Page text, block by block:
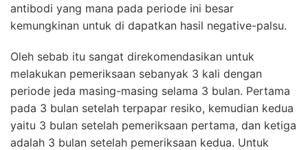
antibodi yang mana pada periode ini besar
kemungkinan untuk di dapatkan hasil negative-palsu.
Oleh sebab itu sangat direkomendasikan untuk
melakukan pemeriksaan sebanyak 3 kali dengan
periode jeda masing-masing selama 3 bulan. Pertama
pada 3 bulan setelah terpapar resiko, kemudian kedua
yaitu 3 bulan setelah pemeriksaan pertama, dan ketiga
adalah 3 bulan setelah pemeriksaan kedua. Untuk